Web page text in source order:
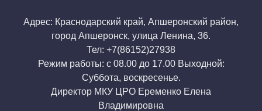
Адрес: Краснодарский край, Апшеронский район,
город Апшеронск, улица Ленина, 36.
Тел: +7(86152)27938
Режим работы: с 08.00 до 17.00 Выходной:
Суббота, воскресенье.
Директор МКУ ЦРО Еременко Елена
Владимировна